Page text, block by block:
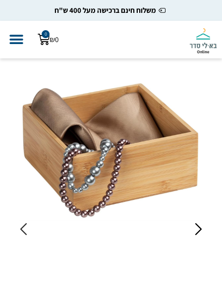
משלוח חינם ברכישה מעל 400 ש"ח
₪
0